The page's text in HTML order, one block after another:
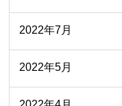
2022年7月
2022年5月